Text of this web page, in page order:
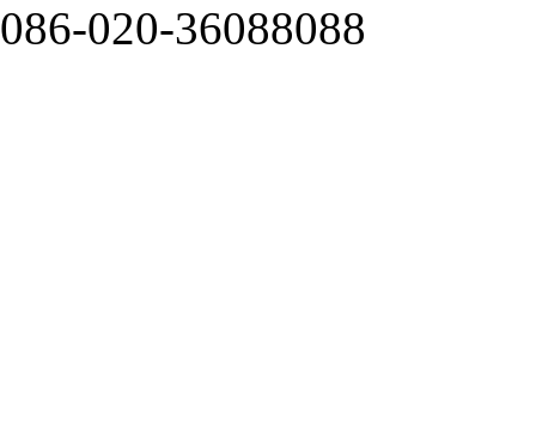
086-020-36088088